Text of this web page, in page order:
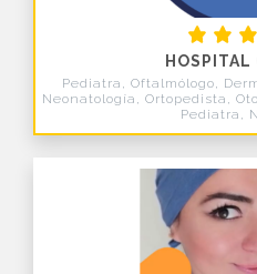
Pediatra, Oftalmólogo,
Neonatología, Ortopedista,
Pediatra,